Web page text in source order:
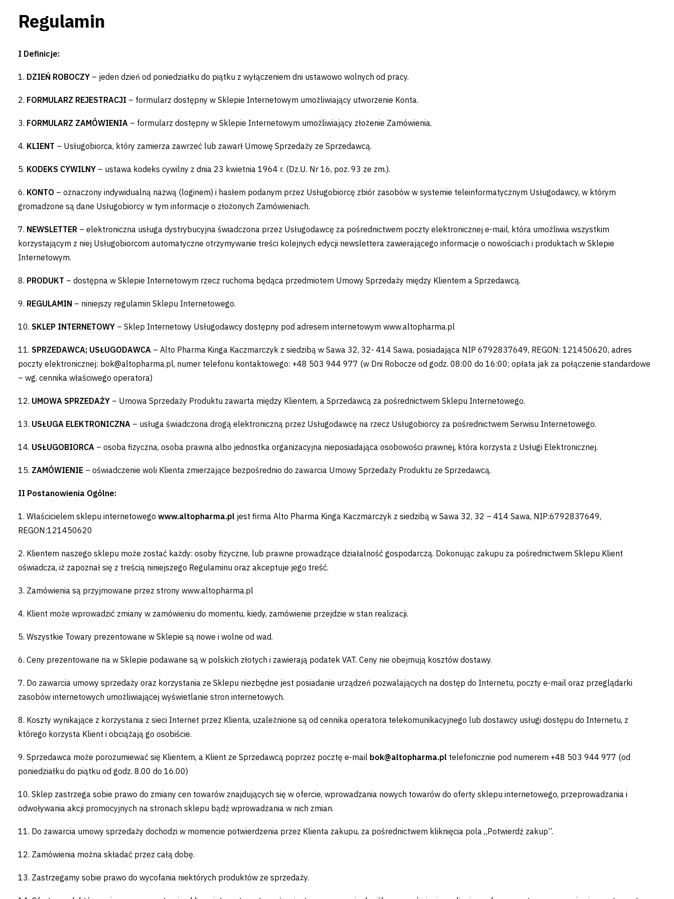
Regulamin
I Definicje:
1. DZIEŃ ROBOCZY – jeden dzień od poniedziałku do piątku z wyłączeniem dni ustawowo wolnych od pracy.
2. FORMULARZ REJESTRACJI – formularz dostępny w Sklepie Internetowym umożliwiający utworzenie Konta.
3. FORMULARZ ZAMÓWIENIA – formularz dostępny w Sklepie Internetowym umożliwiający złożenie Zamówienia.
4. KLIENT – Usługobiorca, który zamierza zawrzeć lub zawarł Umowę Sprzedaży ze Sprzedawcą.
5. KODEKS CYWILNY – ustawa kodeks cywilny z dnia 23 kwietnia 1964 r. (Dz.U. Nr 16, poz. 93 ze zm.).
6. KONTO – oznaczony indywidualną nazwą (loginem) i hasłem podanym przez Usługobiorcę zbiór zasobów w systemie teleinformatycznym Usługodawcy, w którym
gromadzone są dane Usługobiorcy w tym informacje o złożonych Zamówieniach.
7. NEWSLETTER – elektroniczna usługa dystrybucyjna świadczona przez Usługodawcę za pośrednictwem poczty elektronicznej e-mail, która umożliwia wszystkim
korzystającym z niej Usługobiorcom automatyczne otrzymywanie treści kolejnych edycji newslettera zawierającego informacje o nowościach i produktach w Sklepie
Internetowym.
8. PRODUKT – dostępna w Sklepie Internetowym rzecz ruchoma będąca przedmiotem Umowy Sprzedaży między Klientem a Sprzedawcą.
9. REGULAMIN – niniejszy regulamin Sklepu Internetowego.
10. SKLEP INTERNETOWY – Sklep Internetowy Usługodawcy dostępny pod adresem internetowym www.altopharma.pl
11. SPRZEDAWCA; USŁUGODAWCA – Alto Pharma Kinga Kaczmarczyk z siedzibą w Sawa 32, 32- 414 Sawa, posiadająca NIP 6792837649, REGON: 121450620, adres
poczty elektronicznej: bok@altopharma.pl, numer telefonu kontaktowego: +48 503 944 977 (w Dni Robocze od godz. 08:00 do 16:00; opłata jak za połączenie standardowe
– wg. cennika właściwego operatora)
12. UMOWA SPRZEDAŻY – Umowa Sprzedaży Produktu zawarta między Klientem, a Sprzedawcą za pośrednictwem Sklepu Internetowego.
13. USŁUGA ELEKTRONICZNA – usługa świadczona drogą elektroniczną przez Usługodawcę na rzecz Usługobiorcy za pośrednictwem Serwisu Internetowego.
14. USŁUGOBIORCA – osoba fizyczna, osoba prawna albo jednostka organizacyjna nieposiadająca osobowości prawnej, która korzysta z Usługi Elektronicznej.
15. ZAMÓWIENIE – oświadczenie woli Klienta zmierzające bezpośrednio do zawarcia Umowy Sprzedaży Produktu ze Sprzedawcą.
II Postanowienia Ogólne:
1. Właścicielem sklepu internetowego www.altopharma.pl jest firma Alto Pharma Kinga Kaczmarczyk z siedzibą w Sawa 32, 32 – 414 Sawa, NIP:6792837649,
REGON:121450620
2. Klientem naszego sklepu może zostać każdy: osoby fizyczne, lub prawne prowadzące działalność gospodarczą. Dokonując zakupu za pośrednictwem Sklepu Klient
oświadcza, iż zapoznał się z treścią niniejszego Regulaminu oraz akceptuje jego treść.
3. Zamówienia są przyjmowane przez strony www.altopharma.pl
4. Klient może wprowadzić zmiany w zamówieniu do momentu, kiedy, zamówienie przejdzie w stan realizacji.
5. Wszystkie Towary prezentowane w Sklepie są nowe i wolne od wad.
6. Ceny prezentowane na w Sklepie podawane są w polskich złotych i zawierają podatek VAT. Ceny nie obejmują kosztów dostawy.
7. Do zawarcia umowy sprzedaży oraz korzystania ze Sklepu niezbędne jest posiadanie urządzeń pozwalających na dostęp do Internetu, poczty e-mail oraz przeglądarki
zasobów internetowych umożliwiającej wyświetlanie stron internetowych.
8. Koszty wynikające z korzystania z sieci Internet przez Klienta, uzależnione są od cennika operatora telekomunikacyjnego lub dostawcy usługi dostępu do Internetu, z
którego korzysta Klient i obciążają go osobiście.
9. Sprzedawca może porozumiewać się Klientem, a Klient ze Sprzedawcą poprzez pocztę e-mail bok@altopharma.pl telefonicznie pod numerem +48 503 944 977 (od
poniedziałku do piątku od godz. 8.00 do 16.00)
10. Sklep zastrzega sobie prawo do zmiany cen towarów znajdujących się w ofercie, wprowadzania nowych towarów do oferty sklepu internetowego, przeprowadzania i
odwoływania akcji promocyjnych na stronach sklepu bądź wprowadzania w nich zmian.
11. Do zawarcia umowy sprzedaży dochodzi w momencie potwierdzenia przez Klienta zakupu, za pośrednictwem kliknięcia pola „Potwierdź zakup”.
12. Zamówienia można składać przez całą dobę.
13. Zastrzegamy sobie prawo do wycofania niektórych produktów ze sprzedaży.